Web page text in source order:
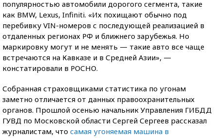
популярностью автомобили дорогого сегмента, такие
как BMW, Lexus, Infiniti. «Их похищают обычно под
перебивку VIN-номеров с последующей реализацией в
отдаленных регионах РФ и ближнего зарубежья. Но
маркировку могут и не менять — такие авто все чаще
встречаются на Кавказе и в Средней Азии», —
констатировали в РОСНО.
Собранная страховщиками статистика по угонам
заметно отличается от данных правоохранительных
органов. Прошлой осенью начальник Управления ГИБДД
ГУВД по Московской области Сергей Сергеев рассказал
журналистам, что самая угоняемая машина в